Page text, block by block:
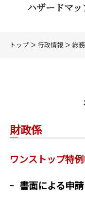
ハザードマッ
トップ ＞ 行政情報 ＞ 総
財政係
ワンストップ特
書面による申請